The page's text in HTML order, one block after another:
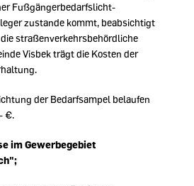
Fußgängerbedarfslicht-
zustande kommt, beabsichtigt
straßenverkehrsbehördliche
Visbek trägt die Kosten der
der Bedarfsampel belaufen
€.
im Gewerbegebiet